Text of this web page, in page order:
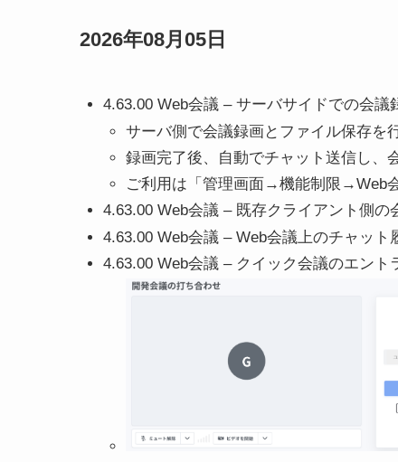
2026年08月05日
4.63.00 Web会議 – サーバサイドでの会議
サーバ側で会議録画とファイル保存を
録画完了後、自動でチャット送信し、
ご利用は「管理画面→機能制限→Web
4.63.00 Web会議 – 既存クライアント側の
4.63.00 Web会議 – Web会議上のチャッ
4.63.00 Web会議 – クイック会議のエント